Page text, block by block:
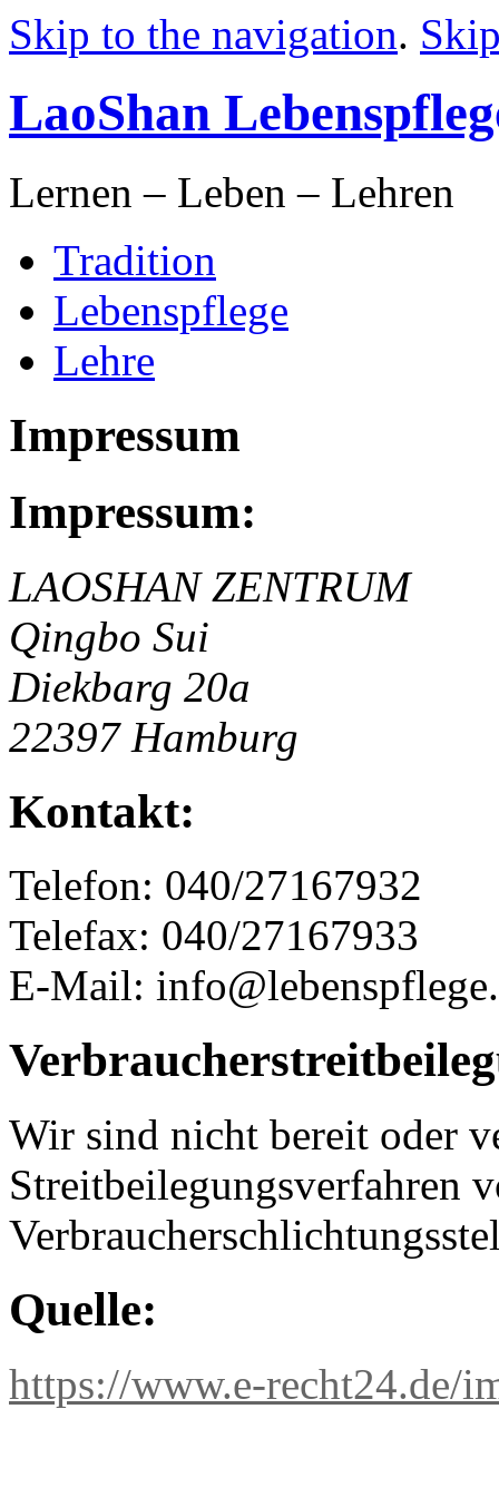
Skip to the navigation.
LaoShan
Lernen – Leben – Lehren
Tradition
Lebenspflege
Lehre
Impressum
Impressum:
LAOSHAN ZENTRUM
Qingbo Sui
Diekbarg 20a
22397 Hamburg
Kontakt:
Telefon: 040/27167932
Telefax: 040/27167933
E-Mail:
Wir sind nicht bereit oder
Streitbeilegungsverfahren
Quelle:
https://www.e-recht24.de/